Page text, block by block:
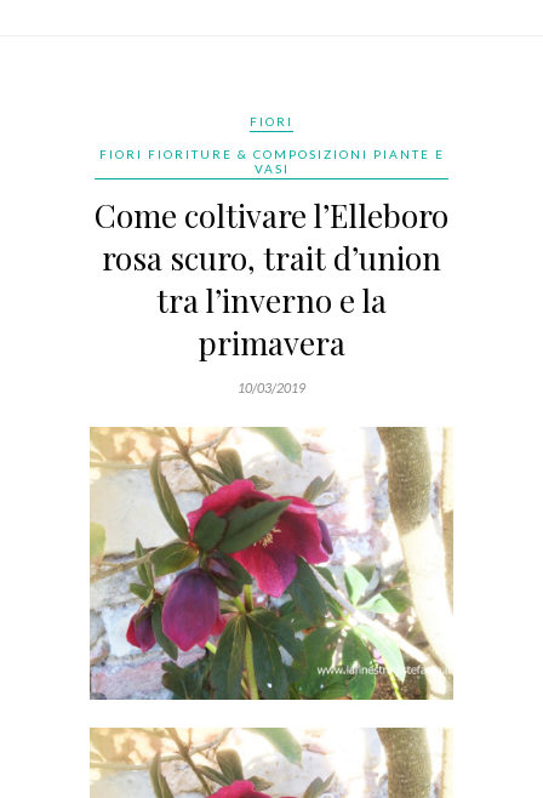
FIORI
FIORI FIORITURE & COMPOSIZIONI PIANTE E
VASI
Come coltivare l’Elleboro
rosa scuro, trait d’union
tra l’inverno e la
primavera
10/03/2019